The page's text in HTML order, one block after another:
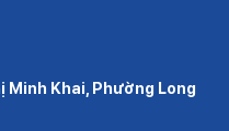
Khai, Phường Long